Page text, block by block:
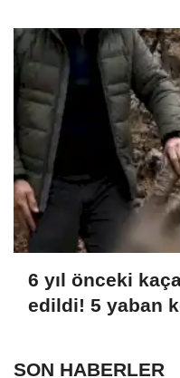
6 yıl önceki
edildi! 5 yaban
SON HABERLER